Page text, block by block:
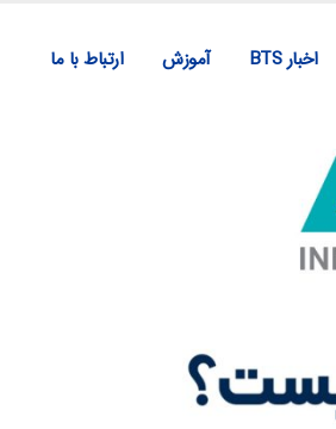
اخبار BTS آموزش ارتباط با ما